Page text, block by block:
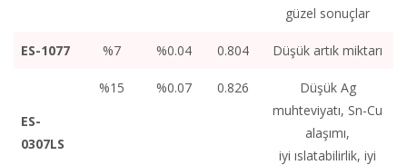
güzel sonuçlar
ES-1077 %7 %0.04 0.804 Düşük artık miktarı
ES-
0307LS
%15 %0.07 0.826
Düşük Ag
muhteviyatı, Sn-Cu
alaşımı,
iyi ıslatabilirlik, iyi